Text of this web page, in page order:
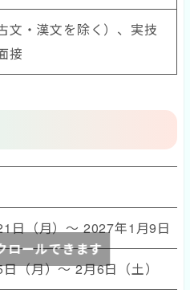
文・漢文を除く）、実技
接
日（月）～ 2027年1月9日（
（月）～ 2月6日（土）
ールできます